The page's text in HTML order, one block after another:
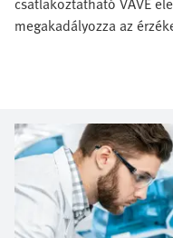
megakadályozza az